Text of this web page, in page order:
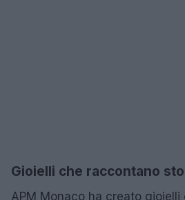
Gioielli che raccontano
APM Monaco ha creato